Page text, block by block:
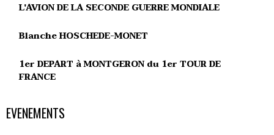
L'AVION DE LA SECONDE GUERRE MONDIALE
Blanche HOSCHEDE-MONET
1er DEPART à MONTGERON du 1er TOUR DE
FRANCE
EVENEMENTS